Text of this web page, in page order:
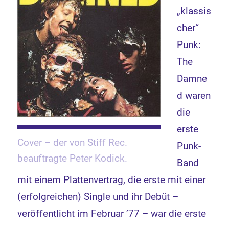
Cover – der von Stiff Rec.
beauftragte Peter Kodick.
„klassis
cher“
Punk:
The
Damne
d waren
die
erste
Punk-
Band
mit einem Plattenvertrag, die erste mit einer
(erfolgreichen) Single und ihr Debüt –
veröffentlicht im Februar ’77 – war die erste